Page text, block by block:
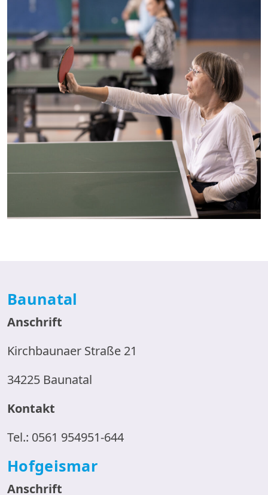
Baunatal
Anschrift
Kirchbaunaer Straße 21
34225 Baunatal
Kontakt
Tel.: 0561 954951-644
Hofgeismar
Anschrift